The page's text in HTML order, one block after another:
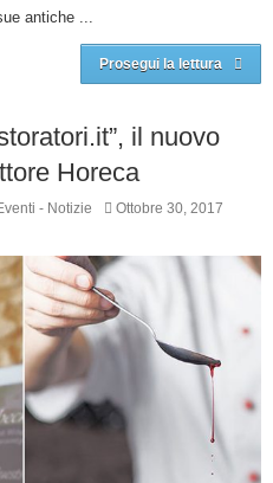
antiche ...
Prosegui la lettura
il nuovo
Horeca
- Notizie
Ottobre 30, 2017